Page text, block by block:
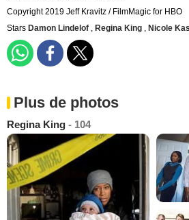
Copyright 2019 Jeff Kravitz / FilmMagic for HBO
Stars Damon Lindelof , Regina King , Nicole
Plus de photos
Regina King - 104